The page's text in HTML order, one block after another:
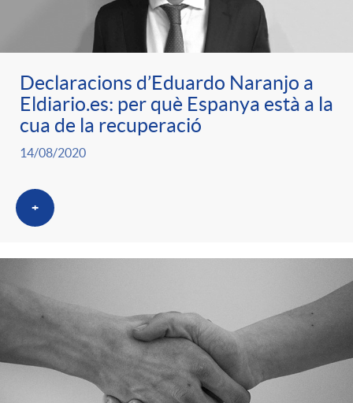
r
a
S
a
l
a
d
p
e
c
t
e
e
n
d
A
n
c
a
d
o
r
d
Declaracions d’Eduardo Naranjo a
Eldiario.es: per què Espanya està a la
cua de la recuperació
14/08/2020
+